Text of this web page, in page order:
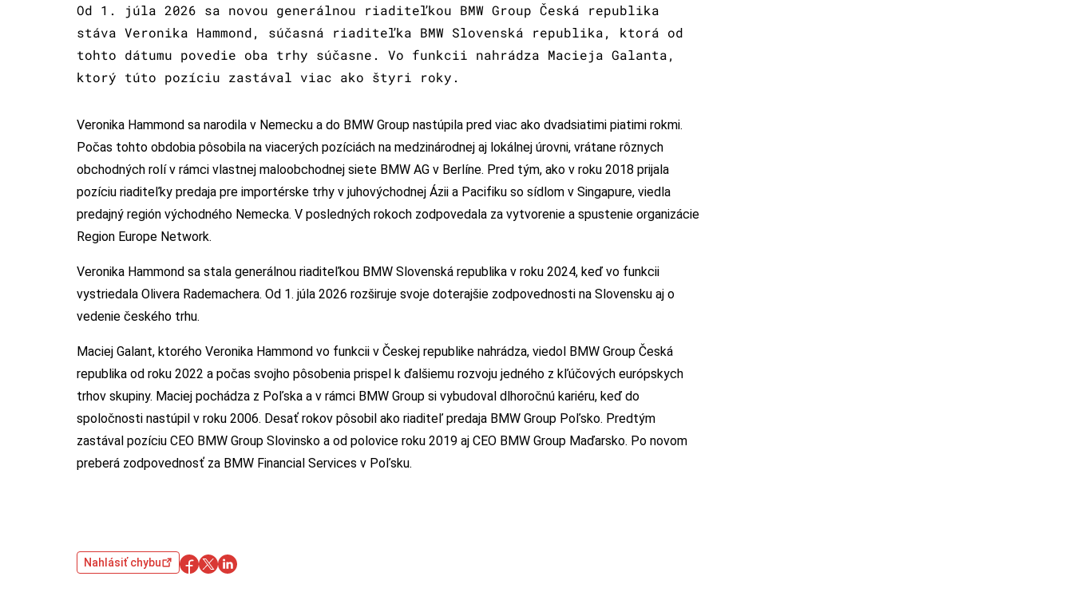
Od 1. júla 2026 sa novou generálnou riaditeľkou BMW Group Česká republika
stáva Veronika Hammond, súčasná riaditeľka BMW Slovenská republika, ktorá od
tohto dátumu povedie oba trhy súčasne. Vo funkcii nahrádza Macieja Galanta,
ktorý túto pozíciu zastával viac ako štyri roky.
Veronika Hammond sa narodila v Nemecku a do BMW Group nastúpila pred viac ako dvadsiatimi piatimi rokmi.
Počas tohto obdobia pôsobila na viacerých pozíciách na medzinárodnej aj lokálnej úrovni, vrátane rôznych
obchodných rolí v rámci vlastnej maloobchodnej siete BMW AG v Berlíne. Pred tým, ako v roku 2018 prijala
pozíciu riaditeľky predaja pre importérske trhy v juhovýchodnej Ázii a Pacifiku so sídlom v Singapure, viedla
predajný región východného Nemecka. V posledných rokoch zodpovedala za vytvorenie a spustenie organizácie
Region Europe Network.
Veronika Hammond sa stala generálnou riaditeľkou BMW Slovenská republika v roku 2024, keď vo funkcii
vystriedala Olivera Rademachera. Od 1. júla 2026 rozširuje svoje doterajšie zodpovednosti na Slovensku aj o
vedenie českého trhu.
Maciej Galant, ktorého Veronika Hammond vo funkcii v Českej republike nahrádza, viedol BMW Group Česká
republika od roku 2022 a počas svojho pôsobenia prispel k ďalšiemu rozvoju jedného z kľúčových európskych
trhov skupiny. Maciej pochádza z Poľska a v rámci BMW Group si vybudoval dlhoročnú kariéru, keď do
spoločnosti nastúpil v roku 2006. Desať rokov pôsobil ako riaditeľ predaja BMW Group Poľsko. Predtým
zastával pozíciu CEO BMW Group Slovinsko a od polovice roku 2019 aj CEO BMW Group Maďarsko. Po novom
preberá zodpovednosť za BMW Financial Services v Poľsku.
Nahlásiť chybu